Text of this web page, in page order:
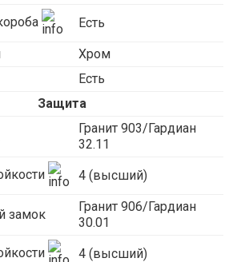
Есть
Хром
Есть
Защита
Гранит 903/Гардиан
32.11
4 (высший)
замок
Гранит 906/Гардиан
30.01
4 (высший)